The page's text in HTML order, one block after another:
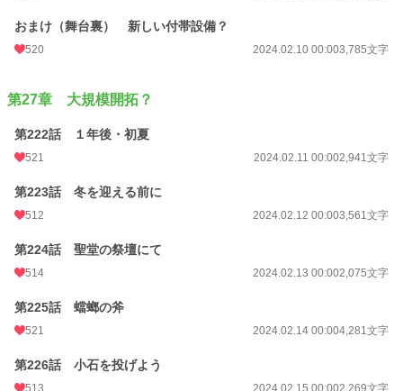
おまけ（舞台裏） 新しい付帯設備？
520 2024.02.10 00:003,785文字
第27章 大規模開拓？
第222話 １年後・初夏
521 2024.02.11 00:002,941文字
第223話 冬を迎える前に
512 2024.02.12 00:003,561文字
第224話 聖堂の祭壇にて
514 2024.02.13 00:002,075文字
第225話 蟷螂の斧
521 2024.02.14 00:004,281文字
第226話 小石を投げよう
513 2024.02.15 00:002,269文字